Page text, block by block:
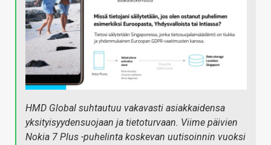
HMD Global suhtautuu vakavasti asiakkaidensa
yksityisyydensuojaan ja tietoturvaan. Viime päivien
Nokia 7 Plus -puhelinta koskevan uutisoinnin vuoksi